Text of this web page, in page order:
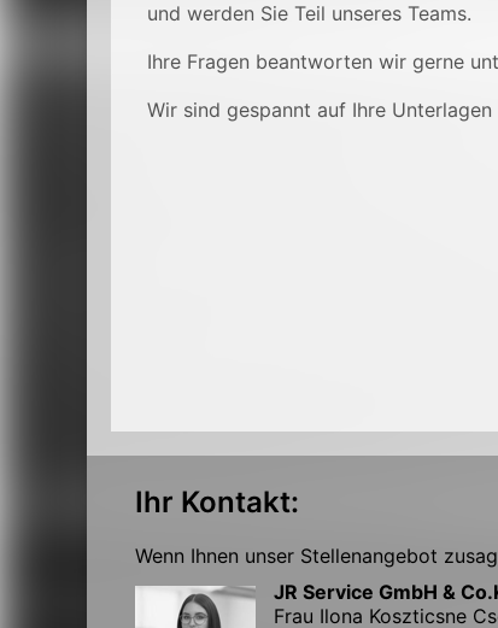
und werden Sie Teil unseres Teams.
Ihre Fragen beantworten wir gerne
Wir sind gespannt auf Ihre
Ihr Kontakt:
Wenn Ihnen unser Stellenangebot
JR Service GmbH &
Frau Ilona Koszticsne